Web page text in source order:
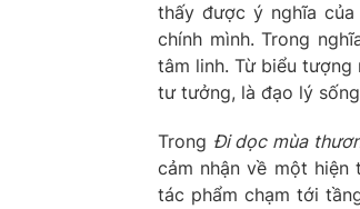
thấy được ý nghĩa
chính mình. Trong
tâm linh. Từ biểu
tư tưởng, là đạo lý
Trong Đi dọc mùa
cảm nhận về một hiện
tác phẩm chạm tới